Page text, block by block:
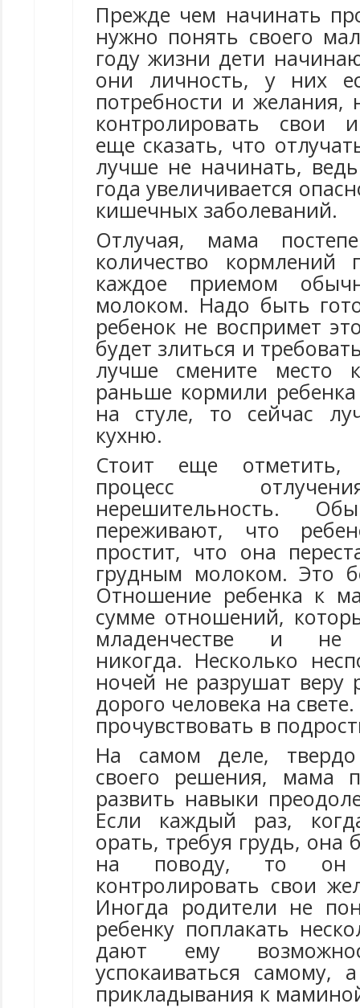
Прежде чем начинать
нужно понять своего
году жизни дети
они личность, у них
потребности и
контролировать свои
еще сказать, что
лучше не начинать,
года увеличивается
кишечных заболеваний.
Отлучая, мама
количество кормлений
каждое приемом
молоком. Надо быть
ребенок не воспримет
будет злиться и
лучше смените место
раньше кормили
на стуле, то сейчас
кухню.
Стоит еще отметить,
процесс
нерешительность.
переживают, что
простит, что она
грудным молоком. Это
Отношение ребенка к
сумме отношений,
младенчестве и не
никогда. Несколько
ночей не разрушат веру
дорого человека на
прочувствовать в
На самом деле, твердо
своего решения, мама
развить навыки
Если каждый раз,
орать, требуя грудь, она
на поводу, то он
контролировать свои
Иногда родители не
ребенку поплакать
дают ему
успокаиваться
прикладывания к